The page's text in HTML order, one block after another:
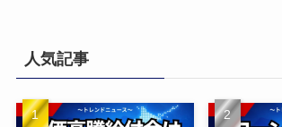
人気記事